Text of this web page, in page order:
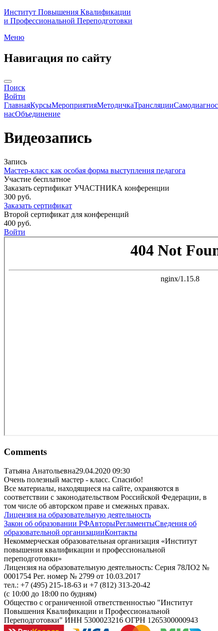
Институт Повышения Квалификации
и Профессиональной Переподготовки
Меню
Навигация по сайту
Поиск
Войти
ГлавнаяКурсыМероприятияМетодичкаТрансляции
насОбъединение
Видеозапись
Запись
Мастер-класс как особая форма выступления педагога
Участие бесплатное
Заказать сертификат УЧАСТНИКА конференции
300 руб.
Заказать сертификат
Второй сертификат для конференций
400 руб.
Войти
Comments
Татьяна Анатольевна29.04.2020 09:30
Очень полезный мастер - класс. Спасибо!
Все материалы, находящиеся на сайте, охраняются в
соответствии с законодательством Российской Федерации, в
том числе об авторском праве и смежных правах.
Лицензия на образовательную деятельность
Закон об образовании РФАвторыРегламентыСведения об
образовательной организацииКонтакты
Некоммерческая образовательная организация «Институт
повышения квалификации и профессиональной
переподготовки»
Лицензия на образовательную деятельность: Серия 78ЛО2 №
0001754 Рег. номер № 2799 от 10.03.2017
тел.: +7 (495) 215-18-63 и +7 (812) 313-20-42
(с 10:00 до 18:00 по будням)
Общество с ограниченной ответственностью "Институт
Повышения Квалификации и Профессиональной
Переподготовки" ИНН 5300023216 ОГРН 1265300000943